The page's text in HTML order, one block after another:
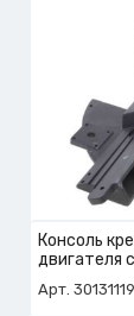
Консоль
двигателя
Арт.